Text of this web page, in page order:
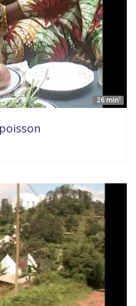
26 min'